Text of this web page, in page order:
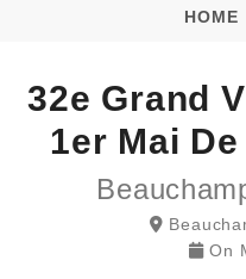
HOME
32e Grand
1er Mai
On